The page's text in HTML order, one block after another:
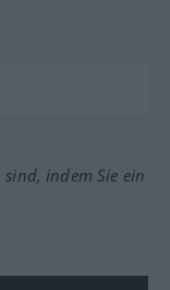
sind, indem Sie ein